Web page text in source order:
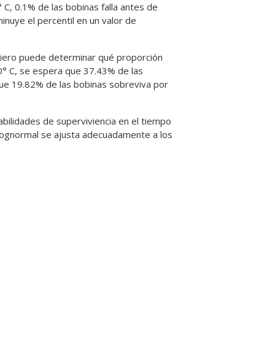
0.1% de las bobinas falla antes de
el percentil en un valor de
puede determinar qué proporción
C, se espera que 37.43% de las
19.82% de las bobinas sobreviva por
de superviviencia en el tiempo
se ajusta adecuadamente a los